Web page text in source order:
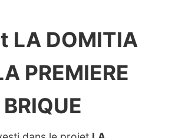
LA DOMITIA
PREMIERE
BRIQUE